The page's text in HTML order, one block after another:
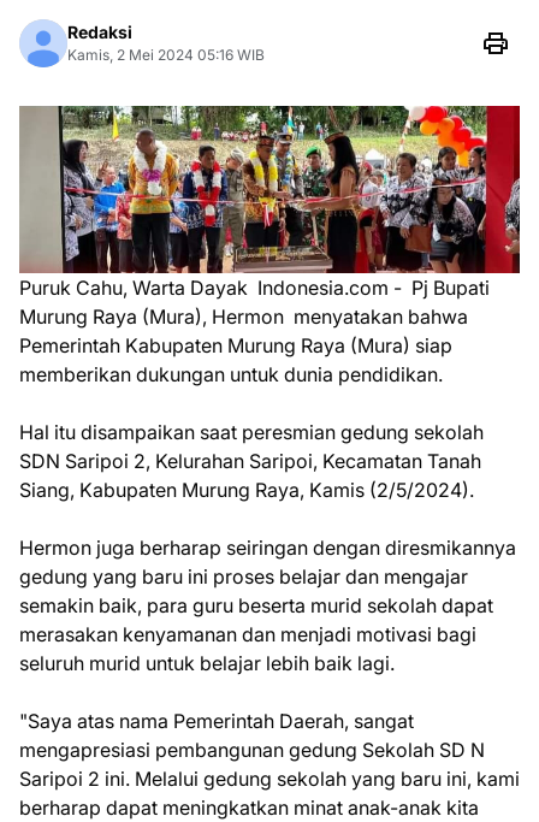
Redaksi
Kamis, 2 Mei 2024 05:16 WIB
Puruk Cahu, Warta Dayak Indonesia.com - Pj Bupati
Murung Raya (Mura), Hermon menyatakan bahwa
Pemerintah Kabupaten Murung Raya (Mura) siap
memberikan dukungan untuk dunia pendidikan.
Hal itu disampaikan saat peresmian gedung sekolah
SDN Saripoi 2, Kelurahan Saripoi, Kecamatan Tanah
Siang, Kabupaten Murung Raya, Kamis (2/5/2024).
Hermon juga berharap seiringan dengan diresmikannya
gedung yang baru ini proses belajar dan mengajar
semakin baik, para guru beserta murid sekolah dapat
merasakan kenyamanan dan menjadi motivasi bagi
seluruh murid untuk belajar lebih baik lagi.
"Saya atas nama Pemerintah Daerah, sangat
mengapresiasi pembangunan gedung Sekolah SD N
Saripoi 2 ini. Melalui gedung sekolah yang baru ini, kami
berharap dapat meningkatkan minat anak-anak kita